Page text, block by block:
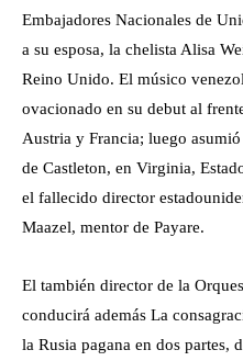
Embajadores Nacionales de
a su esposa, la chelista Alisa
Reino Unido. El músico
ovacionado en su debut al
Austria y Francia; luego
de Castleton, en Virginia,
el fallecido director
Maazel, mentor de Payare.
El también director de la
conducirá además La
la Rusia pagana en dos partes,